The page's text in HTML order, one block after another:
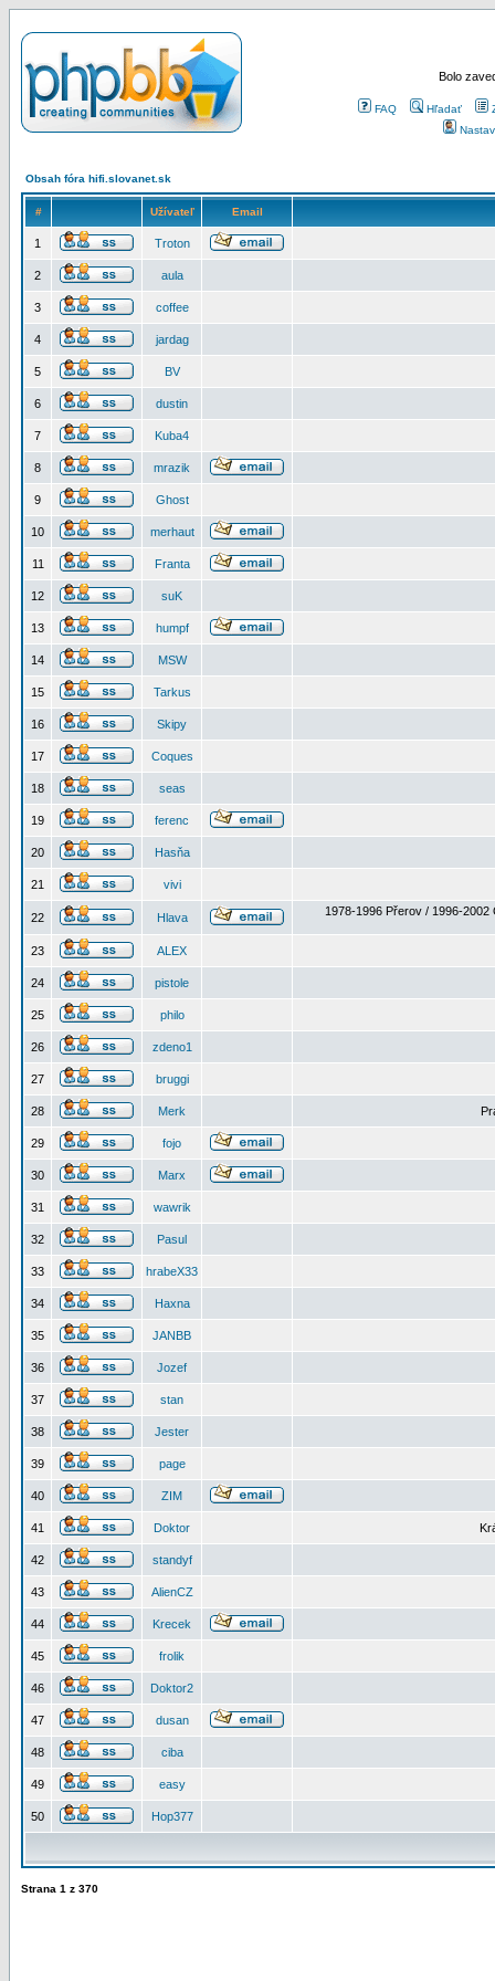
Bolo
FAQ Hľadať
Obsah fóra hifi.slovanet.sk
# Užívateľ Email
1 Troton
2 aula
3 coffee
4 jardag
5 BV
6 dustin
7 Kuba4
8 mrazik
9 Ghost
10 merhaut
11 Franta
12 suK
13 humpf
14 MSW
15 Tarkus
16 Skipy
17 Coques
18 seas
19 ferenc
20 Hasňa
21 vivi
22 Hlava 1978-1996 Přerov / 1996-2002
23 ALEX
24 pistole
25 philo
26 zdeno1
27 bruggi
28 Merk
29 fojo
30 Marx
31 wawrik
32 Pasul
33 hrabeX33
34 Haxna
35 JANBB
36 Jozef
37 stan
38 Jester
39 page
40 ZIM
41 Doktor
42 standyf
43 AlienCZ
44 Krecek
45 frolik
46 Doktor2
47 dusan
48 ciba
49 easy
50 Hop377
Strana 1 z 370